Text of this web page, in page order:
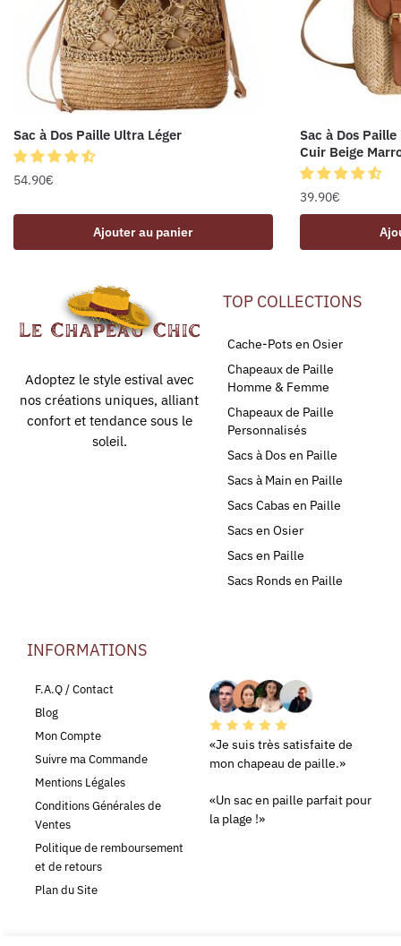
Sac à Dos Paille Ultra Léger
54.90€
Ajouter au panier
Sac à Dos Paille
Cuir Beige
39.90€
Adoptez le style estival avec
nos créations uniques, alliant
confort et tendance sous le
soleil.
TOP COLLECTIONS
Cache-Pots en Osier
Chapeaux de Paille
Homme & Femme
Chapeaux de Paille
Personnalisés
Sacs à Dos en Paille
Sacs à Main en Paille
Sacs Cabas en Paille
Sacs en Osier
Sacs en Paille
Sacs Ronds en Paille
INFORMATIONS
F.A.Q / Contact
Blog
Mon Compte
Suivre ma Commande
Mentions Légales
Conditions Générales de
Ventes
Politique de remboursement
et de retours
Plan du Site
«Je suis très satisfaite de
mon chapeau de paille.»
«Un sac en paille parfait pour
la plage !»